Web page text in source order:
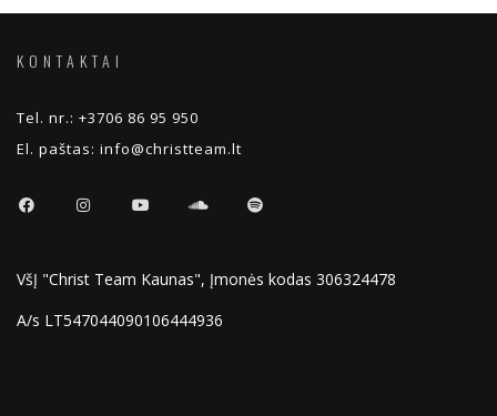
KONTAKTAI
Tel. nr.: +3706 86 95 950
El. paštas: info@christteam.lt
VšĮ "Christ Team Kaunas", Įmonės kodas 306324478
A/s LT547044090106444936